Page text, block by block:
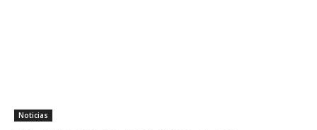
Noticias